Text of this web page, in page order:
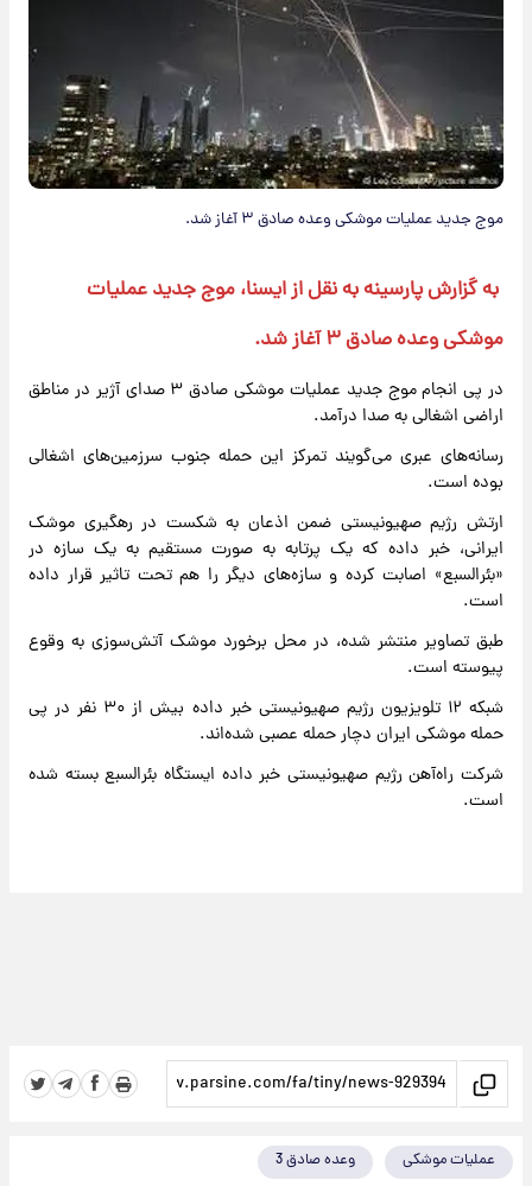
موج جدید عملیات موشکی وعده صادق ۳ آغاز شد.
به گزارش پارسینه به نقل از ایسنا، موج جدید عملیات
موشکی وعده صادق ۳ آغاز شد.
در پی انجام موج جدید عملیات موشکی صادق ۳ صدای آژیر در مناطق
اراضی اشغالی به صدا درآمد.
رسانه‌های عبری می‌گویند تمرکز این حمله جنوب سرزمین‌های اشغالی
بوده است.
ارتش رژیم صهیونیستی ضمن اذعان به شکست در رهگیری موشک
ایرانی، خبر داده که یک پرتابه به صورت مستقیم به یک سازه در
«بئرالسبع» اصابت کرده و سازه‌های دیگر را هم تحت تاثیر قرار داده
است.
طبق تصاویر منتشر شده، در محل برخورد موشک آتش‌سوزی به وقوع
پیوسته است.
شبکه ۱۲ تلویزیون رژیم صهیونیستی خبر داده بیش از ۳۰ نفر در پی
حمله موشکی ایران دچار حمله عصبی شده‌اند.
شرکت راه‌آهن رژیم صهیونیستی خبر داده ایستگاه بئرالسبع بسته شده
است.
عملیات موشکی وعده صادق 3